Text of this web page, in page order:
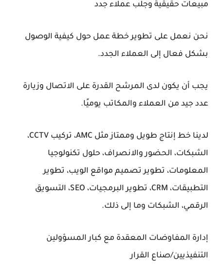
مبيعات حقيقية وجلب عملاء جدد
نحن نعمل على تطوير خطة عمل حول كيفية الوصول
بشكل فعال إلى العملاء الجدد.
يجب أن يكون لدى المرشح القدرة على الاتصال وزيارة
عدد جيد من العملاء والمكاتب يوميًا.
لدينا خط إنتاج طويل وممتاز مثل AMC، تركيب CCTV،
الشبكات، الحضور والانصراف، حلول تكنولوجيا
المعلومات، تطوير تصميم مواقع الويب، تطوير
التطبيقات، CRM، تطوير البرمجيات، SEO، التسويق
الرقمي، الشبكات وما إلى ذلك.
إدارة المفاوضات المعقدة مع كبار المسؤولين
التنفيذيين/صناع القرار